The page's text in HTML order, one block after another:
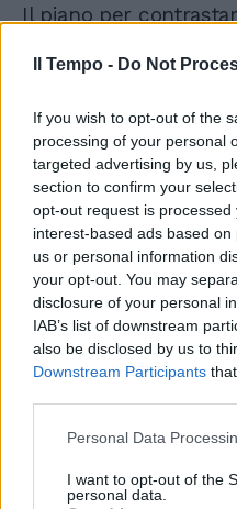
Il Tempo - Do Not
If you wish to opt-out of the
processing of your personal
targeted advertising by us,
section to confirm your
opt-out request is
interest-based ads based
us or personal information
your opt-out. You may
disclosure of your personal
IAB’s list of downstream
also be disclosed by us to
Downstream Participants
Personal Data
I want to opt-out of the
personal data.
Il piano per
buon fine? Secondo
alcun replay di
bene che non
l’esecutivo. Puntano
logorarlo, a
portarlo alle elezioni
sperano, in una
così i pizzini
politica e per via
internazionale). E ai
pericolo oggettivo
riforma del patto di
Paolo Gentiloni. Si
produrre
l’attitudine delle
discrezionalità e alla